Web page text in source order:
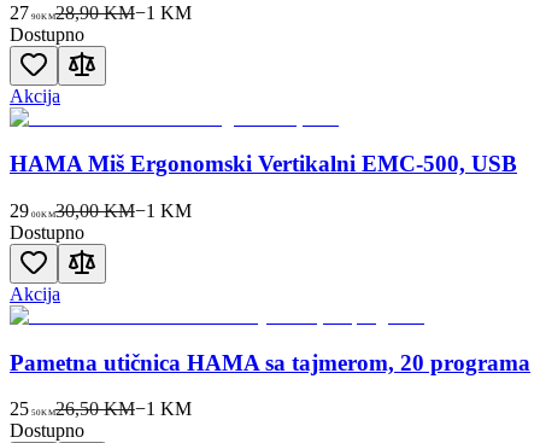
27 90KM28,90 KM−1 KM
Dostupno
Akcija
HAMA Miš Ergonomski Vertikalni EMC-500, USB
29 00KM30,00 KM−1 KM
Dostupno
Akcija
Pametna utičnica HAMA sa tajmerom, 20 programa
25 50KM26,50 KM−1 KM
Dostupno